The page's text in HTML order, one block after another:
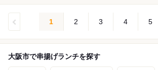
1 2 3 4 5
大阪市で串揚げランチを探す